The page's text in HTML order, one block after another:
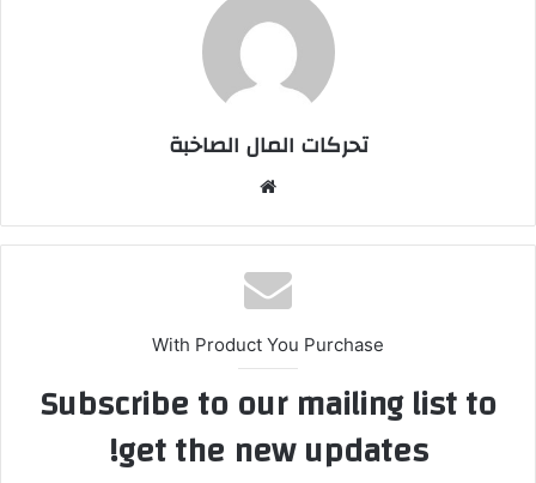
تحركات المال الصاخبة
With Product You Purchase
Subscribe to our mailing list to
get the new updates!